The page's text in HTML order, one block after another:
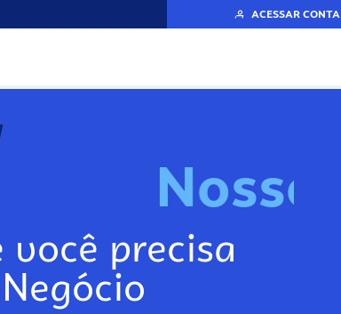
ACESSAR CONTA
Nosso
precisa